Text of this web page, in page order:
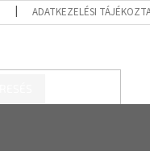
ADATKEZELÉSI